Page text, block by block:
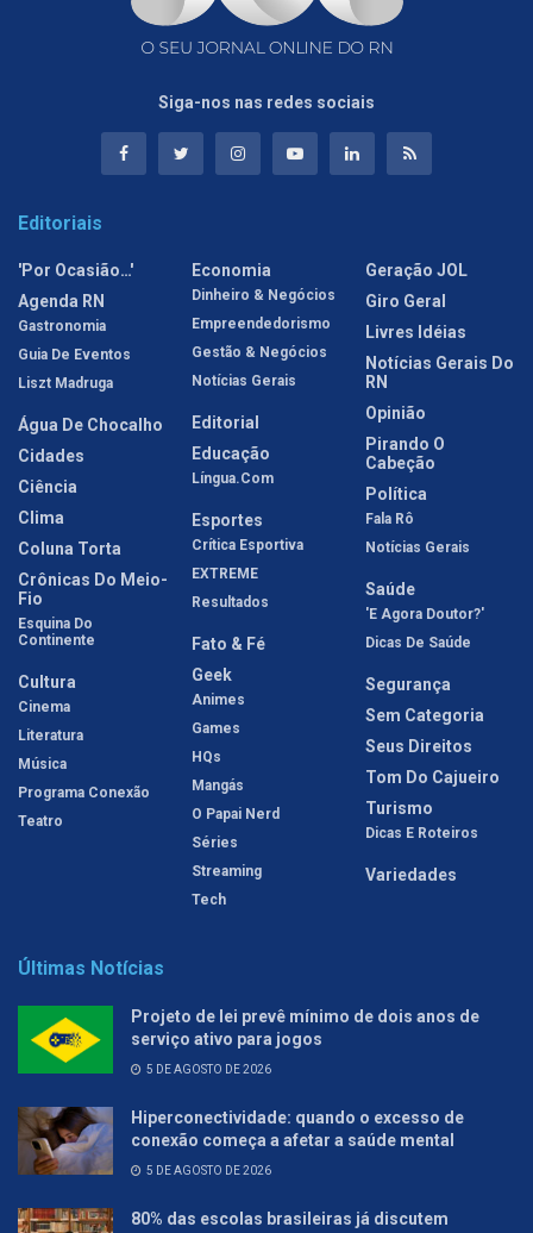
Siga-nos nas redes sociais
Editoriais
'Por Ocasião…'
Agenda RN
Gastronomia
Guia De Eventos
Liszt Madruga
Água De Chocalho
Cidades
Ciência
Clima
Coluna Torta
Crônicas Do Meio-
Fio
Esquina Do
Continente
Cultura
Cinema
Literatura
Música
Programa Conexão
Teatro
Economia
Dinheiro & Negócios
Empreendedorismo
Gestão & Negócios
Notícias Gerais
Editorial
Educação
Língua.com
Esportes
Crítica Esportiva
EXTREME
Resultados
Fato & Fé
Geek
Animes
Games
HQs
Mangás
O Papai Nerd
Séries
Streaming
Tech
Geração JOL
Giro Geral
Livres Idéias
Notícias Gerais Do
RN
Opinião
Pirando O
Cabeção
Política
Fala Rô
Notícias Gerais
Saúde
'E Agora Doutor?'
Dicas De Saúde
Segurança
Sem Categoria
Seus Direitos
Tom Do Cajueiro
Turismo
Dicas E Roteiros
Variedades
Últimas Notícias
Projeto de lei prevê mínimo de dois anos de
serviço ativo para jogos
5 DE AGOSTO DE 2026
Hiperconectividade: quando o excesso de
conexão começa a afetar a saúde mental
5 DE AGOSTO DE 2026
80% das escolas brasileiras já discutem